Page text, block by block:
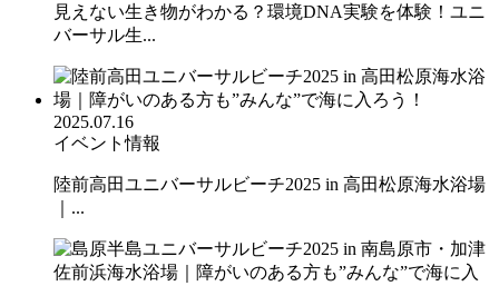
見えない生き物がわかる？環境DNA実験を体験！ユニ
バーサル生...
2025.07.16
イベント情報
陸前高田ユニバーサルビーチ2025 in 高田松原海水浴場
｜...